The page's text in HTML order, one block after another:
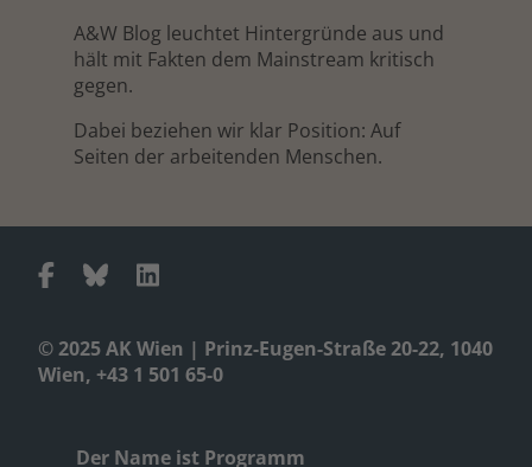
© 2025 AK Wien | Prinz-Eugen-Straße 20-22, 1040
Wien, +43 1 501 65-0
Der Name ist Programm
A&W Blog leuchtet Hintergründe aus und
hält mit Fakten dem Mainstream kritisch
gegen.
Dabei beziehen wir klar Position: Auf
Seiten der arbeitenden Menschen.